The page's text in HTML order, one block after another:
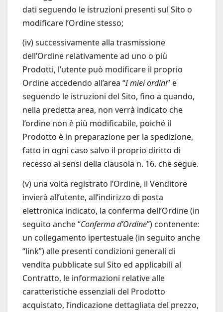
dati seguendo le istruzioni presenti sul Sito o
modificare l’Ordine stesso;
(iv) successivamente alla trasmissione
dell’Ordine relativamente ad uno o più
Prodotti, l’utente può modificare il proprio
Ordine accedendo all’area “I miei ordini” e
seguendo le istruzioni del Sito, fino a quando,
nella predetta area, non verrà indicato che
l’ordine non è più modificabile, poiché il
Prodotto è in preparazione per la spedizione,
fatto in ogni caso salvo il proprio diritto di
recesso ai sensi della clausola n. 16. che segue.
(v) una volta registrato l’Ordine, il Venditore
invierà all’utente, all’indirizzo di posta
elettronica indicato, la conferma dell’Ordine (in
seguito anche “Conferma d’Ordine”) contenente:
un collegamento ipertestuale (in seguito anche
“link”) alle presenti condizioni generali di
vendita pubblicate sul Sito ed applicabili al
Contratto, le informazioni relative alle
caratteristiche essenziali del Prodotto
acquistato, l’indicazione dettagliata del prezzo,